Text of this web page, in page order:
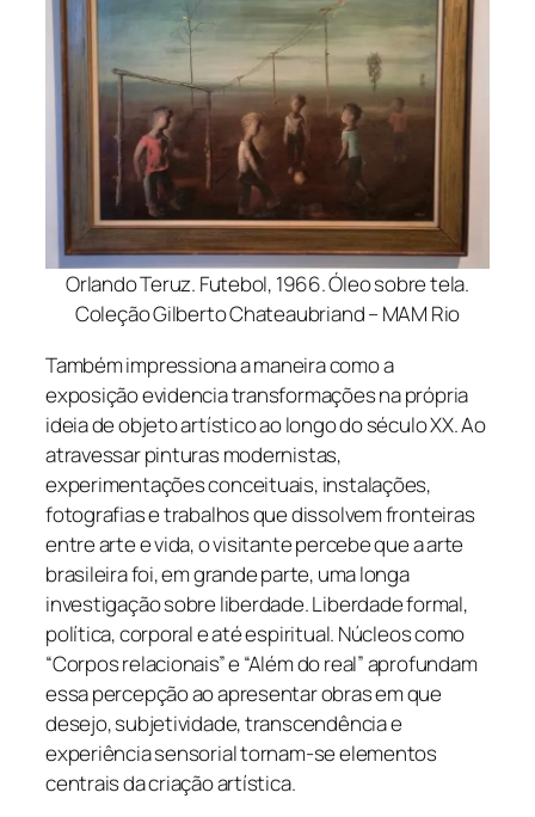
Orlando Teruz. Futebol, 1966. Óleo sobre tela.
Coleção Gilberto Chateaubriand – MAM Rio
Também impressiona a maneira como a
exposição evidencia transformações na própria
ideia de objeto artístico ao longo do século XX. Ao
atravessar pinturas modernistas,
experimentações conceituais, instalações,
fotografias e trabalhos que dissolvem fronteiras
entre arte e vida, o visitante percebe que a arte
brasileira foi, em grande parte, uma longa
investigação sobre liberdade. Liberdade formal,
política, corporal e até espiritual. Núcleos como
“Corpos relacionais” e “Além do real” aprofundam
essa percepção ao apresentar obras em que
desejo, subjetividade, transcendência e
experiência sensorial tornam-se elementos
centrais da criação artística.